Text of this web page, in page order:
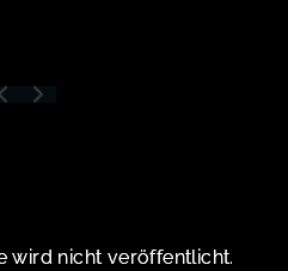
wird nicht veröffentlicht.